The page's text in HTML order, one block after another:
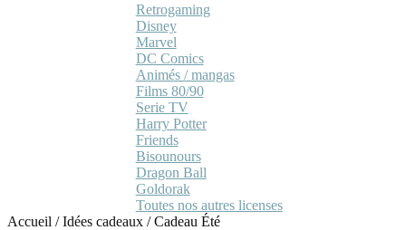
Retrogaming
Disney
Marvel
DC Comics
Animés / mangas
Films 80/90
Serie TV
Harry Potter
Friends
Bisounours
Dragon Ball
Goldorak
Toutes nos autres licenses
Accueil /Idées cadeaux /Cadeau Été